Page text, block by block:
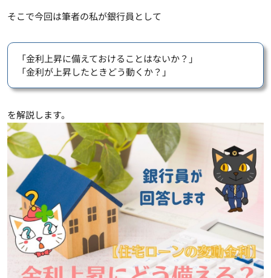
そこで今回は筆者の私が銀行員として
「金利上昇に備えておけることはないか？」
「金利が上昇したときどう動くか？」
を解説します。